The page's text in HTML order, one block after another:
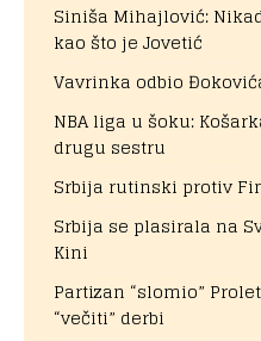
Siniša Mihajlović:
kao što je Jovetić
Vavrinka odbio
NBA liga u šoku:
drugu sestru
Srbija rutinski protiv
Srbija se plasirala na
Kini
Partizan “slomio”
“večiti” derbi